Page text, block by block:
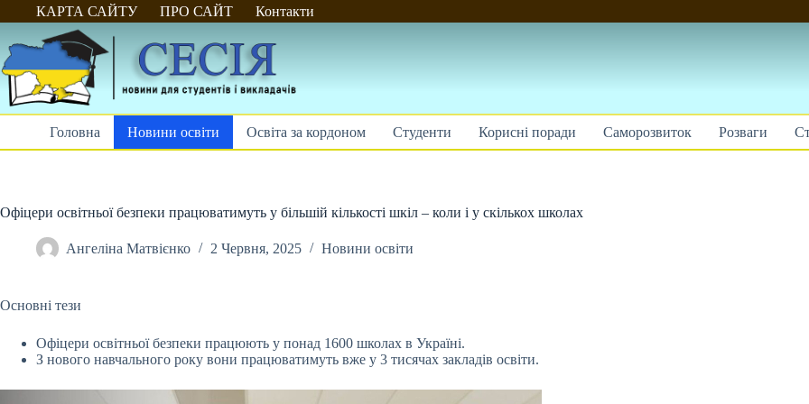
Перейти
до
КАРТА САЙТУ ПРО САЙТ Контакти
Головна Новини освіти Освіта за кордоном Студенти Корисні поради Саморозвиток Розваги
Офіцери освітньої безпеки працюватимуть у більшій кількості шкіл – коли і у скількох школах
Ангеліна Матвієнко 2 Червня, 2025 Новини освіти
Основні тези
Офіцери освітньої безпеки працюють у понад 1600 школах в Україні.
З нового навчального року вони працюватимуть вже у 3 тисячах закладів освіти.